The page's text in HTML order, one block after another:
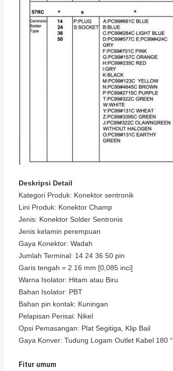
Deskripsi Detail
Kategori Produk: Konektor sentronik
Lini Produk: Konektor Champ
Jenis: Konektor Solder Sentronis
Jenis kelamin perempuan
Gaya Konektor: Wadah
Jumlah Terminal: 14 24 36 50 pin
Garis tengah = 2.16 mm [0,085 inci]
Warna Isolator: Hitam atau Biru
Bahan Isolator: PBT
Bahan pin kontak: Kuningan
Pelapisan Perisai: Nikel
Opsi Pemasangan: Plat Segitiga, Klip Bail
Gaya Konver: Tudung Logam Outlet Kabel 180 °
Fitur umum